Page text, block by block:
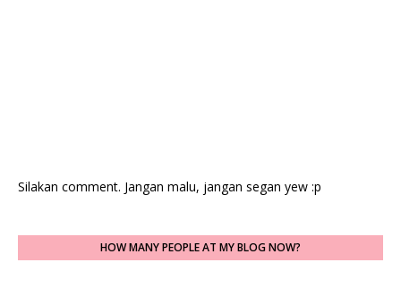
Silakan comment. Jangan malu, jangan segan yew :p
HOW MANY PEOPLE AT MY BLOG NOW?